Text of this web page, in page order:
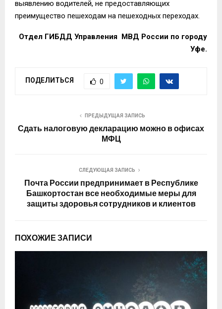
выявлению водителей, не предоставляющих
преимущество пешеходам на пешеходных переходах.
Отдел ГИБДД Управления МВД России по городу
Уфе.
ПОДЕЛИТЬСЯ 0
ПРЕДЫДУЩАЯ ЗАПИСЬ
Сдать налоговую декларацию можно в офисах
МФЦ
СЛЕДУЮЩАЯ ЗАПИСЬ
Почта России предпринимает в Республике
Башкортостан все необходимые меры для
защиты здоровья сотрудников и клиентов
ПОХОЖИЕ ЗАПИСИ